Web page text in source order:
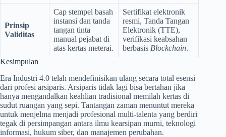
Prinsip
Validitas
Cap stempel basah
instansi dan tanda
tangan tinta
manual pejabat di
atas kertas meterai.
Sertifikat elektronik
resmi, Tanda Tangan
Elektronik (TTE),
verifikasi keabsahan
berbasis Blockchain.
Kesimpulan
Era Industri 4.0 telah mendefinisikan ulang secara total esensi
dari profesi arsiparis. Arsiparis tidak lagi bisa bertahan jika
hanya mengandalkan keahlian tradisional memilah kertas di
sudut ruangan yang sepi. Tantangan zaman menuntut mereka
untuk menjelma menjadi profesional multi-talenta yang berdiri
tegak di persimpangan antara ilmu kearsipan murni, teknologi
informasi, hukum siber, dan manajemen perubahan.